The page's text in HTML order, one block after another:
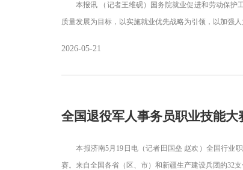
本报讯 （记者王维砚）国务院就业促进和劳动保护
质量发展为目标，以实施就业优先战略为引领，以加强
2026-05-21
全国退役军人事务员职业技能大
本报济南5月19日电（记者田国垒 赵欢）全国行业
赛。来自全国各省（区、市）和新疆生产建设兵团的32